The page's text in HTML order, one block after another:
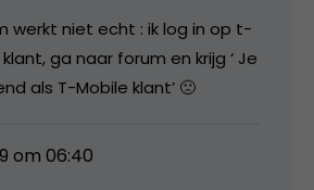
werkt niet echt : ik log in op t-
ga naar forum en krijg ‘ Je
als T-Mobile klant’ 🙁
om 06:40